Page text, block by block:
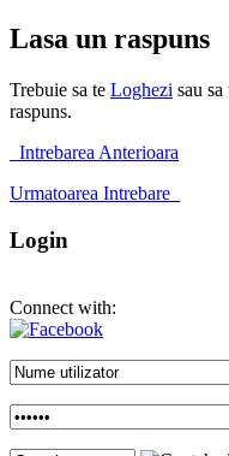
Lasa un raspuns
Trebuie sa te Loghezi sau sa
raspuns.
Intrebarea Anterioara
Urmatoarea Intrebare
Login
Connect with: